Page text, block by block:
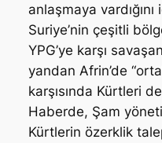
anlaşmaya
Suriye’nin çeşitli
YPG’ye karşı
yandan Afrin’de
karşısında Kürtleri
Haberde, Şam
Kürtlerin özerklik